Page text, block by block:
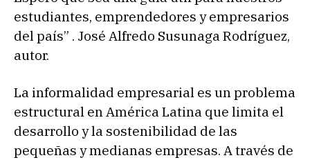
estudiantes, emprendedores y empresarios
del país” . José Alfredo Susunaga Rodríguez,
autor.
La informalidad empresarial es un problema
estructural en América Latina que limita el
desarrollo y la sostenibilidad de las
pequeñas y medianas empresas. A través de